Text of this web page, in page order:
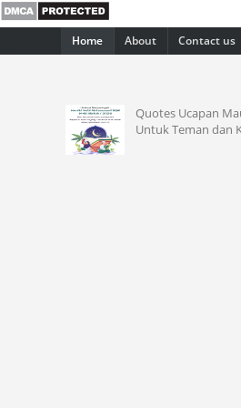
Home About Contact us
Quotes Ucapan Maulid
Untuk Teman dan Keluarga